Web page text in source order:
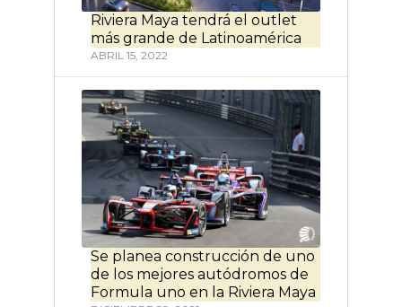
Riviera Maya tendrá el outlet
más grande de Latinoamérica
ABRIL 15, 2022
Se planea construcción de uno
de los mejores autódromos de
Formula uno en la Riviera Maya